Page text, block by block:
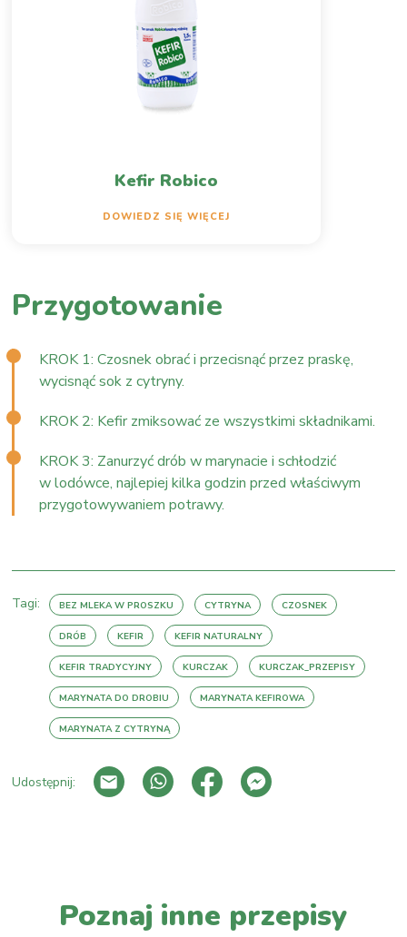
Kefir Robico
DOWIEDZ SIĘ WIĘCEJ
Przygotowanie
KROK 1: Czosnek obrać i przecisnąć przez praskę,
wycisnąć sok z cytryny.
KROK 2: Kefir zmiksować ze wszystkimi składnikami.
KROK 3: Zanurzyć drób w marynacie i schłodzić
w lodówce, najlepiej kilka godzin przed właściwym
przygotowywaniem potrawy.
Tagi: BEZ MLEKA W PROSZKU CYTRYNA CZOSNEK
DRÓB KEFIR KEFIR NATURALNY
KEFIR TRADYCYJNY KURCZAK KURCZAK_PRZEPISY
MARYNATA DO DROBIU MARYNATA KEFIROWA
MARYNATA Z CYTRYNĄ
Udostępnij:
Poznaj inne przepisy